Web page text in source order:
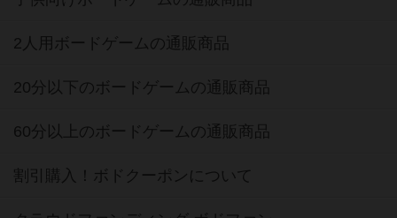
2人用ボードゲームの通販商品
20分以下のボードゲームの通販商品
60分以上のボードゲームの通販商品
割引購入！ボドクーポンについて